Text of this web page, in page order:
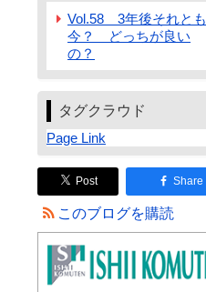
Vol.58 3年後それとも
今？ どっちが良い
の？
タグクラウド
Page Link
Post Share
このブログを購読